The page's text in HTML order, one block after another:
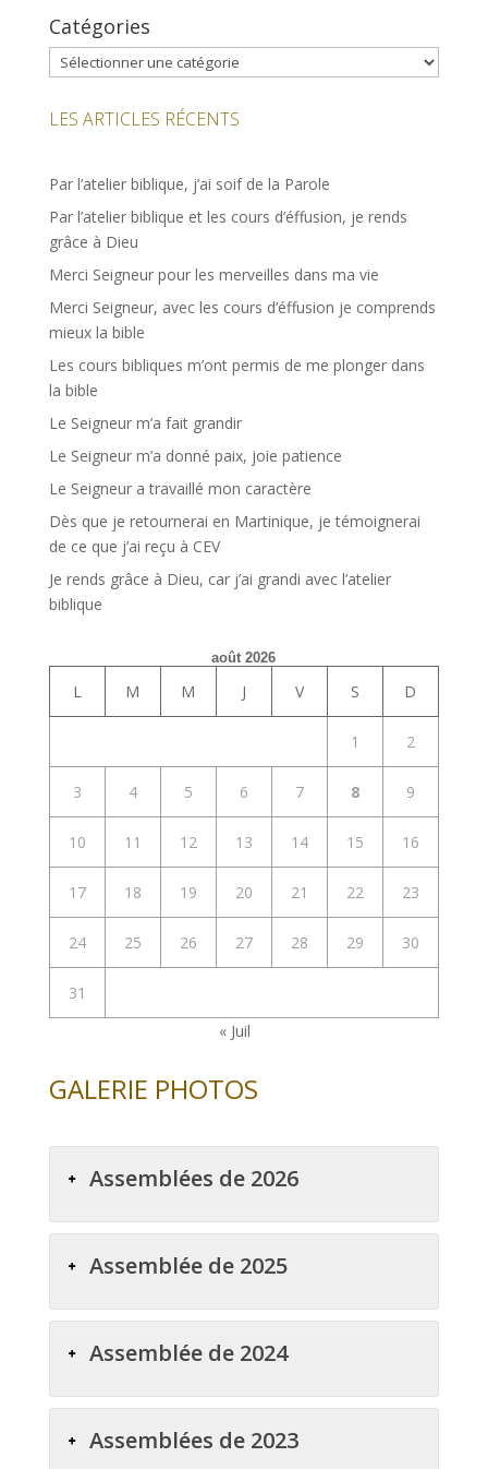
Catégories
Catégories
LES ARTICLES RÉCENTS
Par l’atelier biblique, j’ai soif de la Parole
Par l’atelier biblique et les cours d’éffusion, je rends
grâce à Dieu
Merci Seigneur pour les merveilles dans ma vie
Merci Seigneur, avec les cours d’éffusion je comprends
mieux la bible
Les cours bibliques m’ont permis de me plonger dans
la bible
Le Seigneur m’a fait grandir
Le Seigneur m’a donné paix, joie patience
Le Seigneur a travaillé mon caractère
Dès que je retournerai en Martinique, je témoignerai
de ce que j’ai reçu à CEV
Je rends grâce à Dieu, car j’ai grandi avec l’atelier
biblique
août 2026
L M M J V S D
1 2
3 4 5 6 7 8 9
10 11 12 13 14 15 16
17 18 19 20 21 22 23
24 25 26 27 28 29 30
31
« Juil
GALERIE PHOTOS
Assemblées de 2026
Assemblée de 2025
Assemblée de 2024
Assemblées de 2023